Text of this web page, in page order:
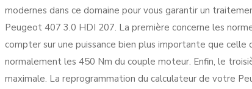
modernes dans ce domaine pour vous garantir un
Peugeot 407 3.0 HDI 207. La première concerne les
compter sur une puissance bien plus importante que celle
normalement les 450 Nm du couple moteur. Enfin, le
maximale. La reprogrammation du calculateur de votre